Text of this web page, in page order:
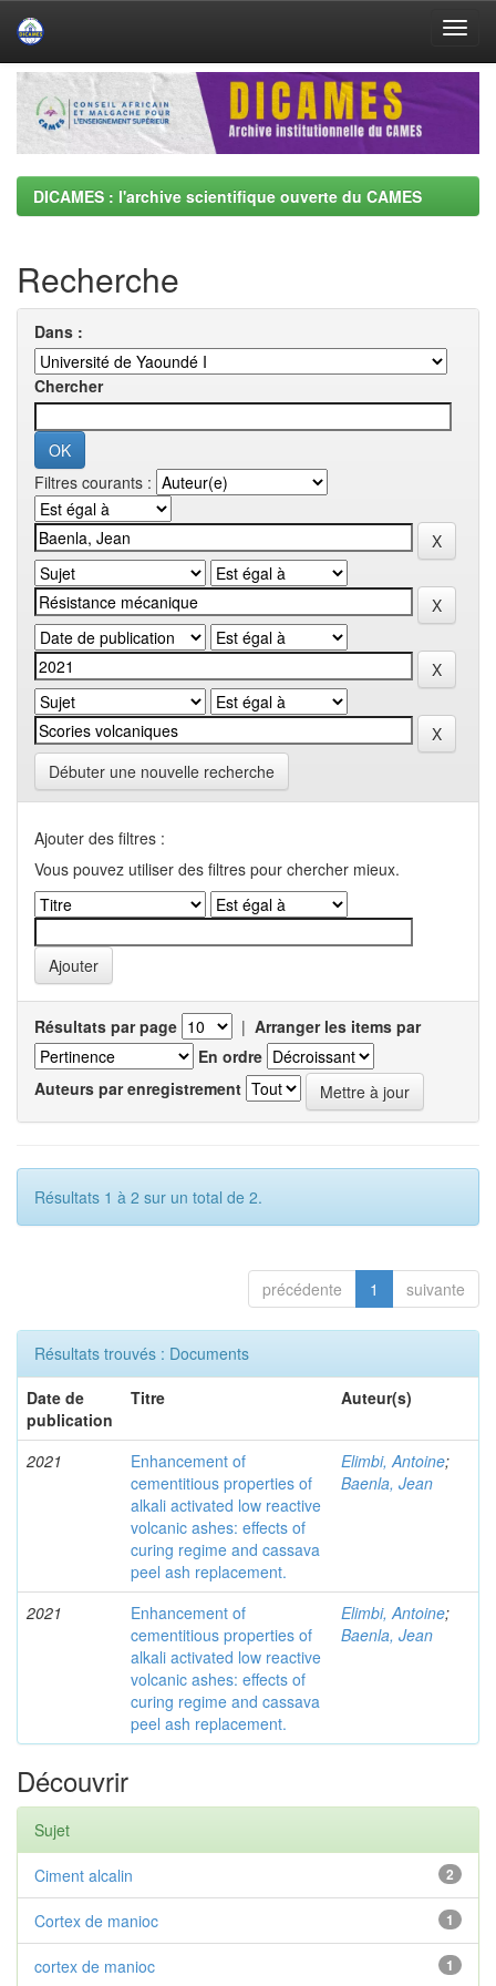
Skip
navigation
DICAMES : l'archive scientifique ouverte du CAMES
Recherche
Dans :
Chercher
Filtres courants :
Débuter une nouvelle recherche
Ajouter des filtres :
Vous pouvez utiliser des filtres pour chercher mieux.
Résultats par page | Arranger les items par
En ordre
Auteurs par enregistrement
Résultats 1 à 2 sur un total de 2.
précédente 1 suivante
Résultats trouvés : Documents
Date de
publication
Titre Auteur(s)
2021
Enhancement of
cementitious properties of
alkali activated low reactive
volcanic ashes: effects of
curing regime and cassava
peel ash replacement.
Elimbi, Antoine;
Baenla, Jean
2021
Enhancement of
cementitious properties of
alkali activated low reactive
volcanic ashes: effects of
curing regime and cassava
peel ash replacement.
Elimbi, Antoine;
Baenla, Jean
Découvrir
Sujet
2
Ciment alcalin
1
Cortex de manioc
1
cortex de manioc